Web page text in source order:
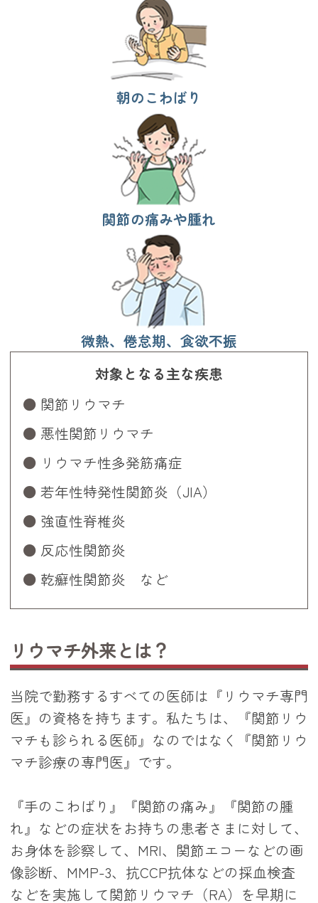
朝のこわばり
関節の痛みや腫れ
微熱、倦怠期、食欲不振
対象となる主な疾患
関節リウマチ
悪性関節リウマチ
リウマチ性多発筋痛症
若年性特発性関節炎（JIA）
強直性脊椎炎
反応性関節炎
乾癬性関節炎 など
リウマチ外来とは？
当院で勤務するすべての医師は『リウマチ専門
医』の資格を持ちます。私たちは、『関節リウ
マチも診られる医師』なのではなく『関節リウ
マチ診療の専門医』です。
『手のこわばり』『関節の痛み』『関節の腫
れ』などの症状をお持ちの患者さまに対して、
お身体を診察して、MRI、関節エコーなどの画
像診断、MMP-3、抗CCP抗体などの採血検査
などを実施して関節リウマチ（RA）を早期に